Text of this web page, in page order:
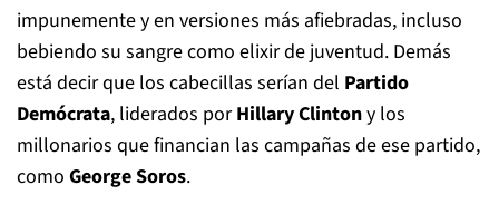
impunemente y en versiones más afiebradas, incluso
bebiendo su sangre como elixir de juventud. Demás
está decir que los cabecillas serían del Partido
Demócrata, liderados porHillary Clintony los
millonarios que financian las campañas de ese partido,
como George Soros.